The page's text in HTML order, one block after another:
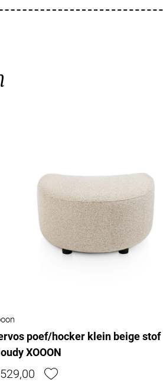
poef/hocker klein beige stof
XOOON